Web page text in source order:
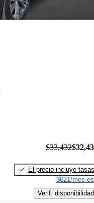
$33,432
El precio incluye tasas
$621/mes
Verif. disponibilidad